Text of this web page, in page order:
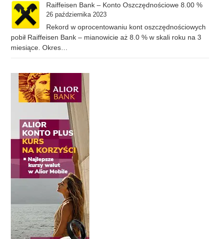
Raiffeisen Bank – Konto Oszczędnościowe 8.00 %
26 października 2023
Rekord w oprocentowaniu kont oszczędnościowych
pobił Raiffeisen Bank – mianowicie aż 8.0 % w skali roku na 3
miesiące. Okres…